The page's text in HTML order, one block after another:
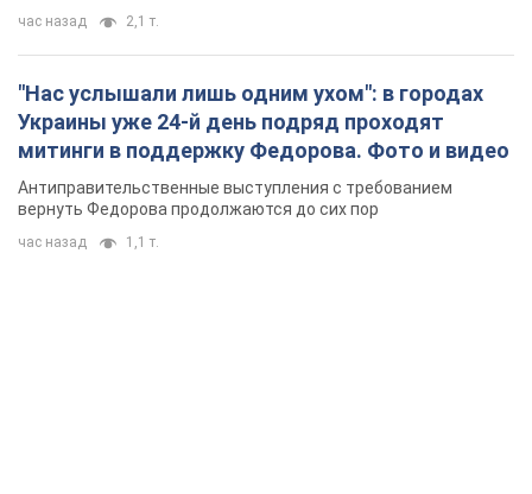
час назад 2,1 т.
"Нас услышали лишь одним ухом": в городах
Украины уже 24-й день подряд проходят
митинги в поддержку Федорова. Фото и видео
Антиправительственные выступления с требованием
вернуть Федорова продолжаются до сих пор
час назад 1,1 т.